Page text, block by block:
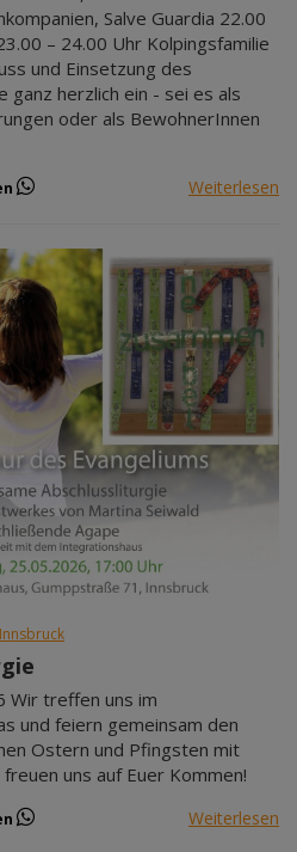
Salve Guardia 22.00
– 24.00 Uhr Kolpingsfamilie
und Einsetzung des
ganz herzlich ein - sei es als
oder als BewohnerInnen
Weiterlesen
Wir treffen uns im
und feiern gemeinsam den
Ostern und Pfingsten mit
uns auf Euer Kommen!
Weiterlesen